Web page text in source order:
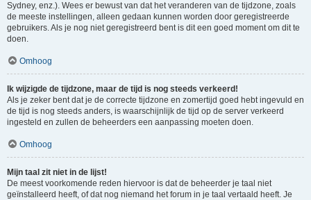
Sydney, enz.). Wees er bewust van dat het veranderen van de tijdzone, zoals
de meeste instellingen, alleen gedaan kunnen worden door geregistreerde
gebruikers. Als je nog niet geregistreerd bent is dit een goed moment om dit te
doen.
Omhoog
Ik wijzigde de tijdzone, maar de tijd is nog steeds verkeerd!
Als je zeker bent dat je de correcte tijdzone en zomertijd goed hebt ingevuld en
de tijd is nog steeds anders, is waarschijnlijk de tijd op de server verkeerd
ingesteld en zullen de beheerders een aanpassing moeten doen.
Omhoog
Mijn taal zit niet in de lijst!
De meest voorkomende reden hiervoor is dat de beheerder je taal niet
geïnstalleerd heeft, of dat nog niemand het forum in je taal vertaald heeft. Je